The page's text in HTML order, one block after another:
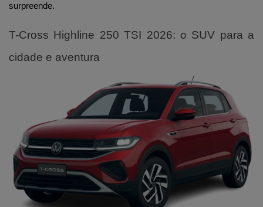
surpreende.
T-Cross Highline 250 TSI 2026: o SUV para a
cidade e aventura